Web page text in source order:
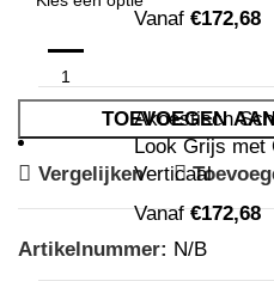
TOEVOEGEN
Vergelijken
Artikelnummer: N/B
Vanaf €172,68
Akoestisch
Look Grijs met
Verticaal
Vanaf€172,68